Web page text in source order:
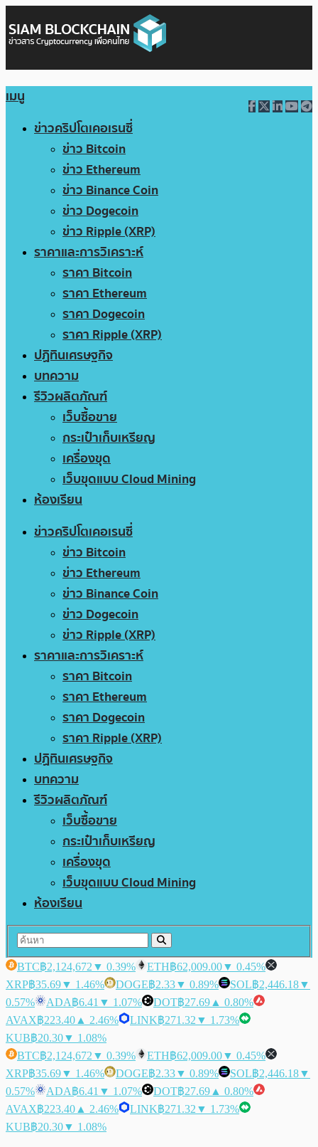
เมนู
ข่าวคริปโตเคอเรนซี่
ข่าว Bitcoin
ข่าว Ethereum
ข่าว Binance Coin
ข่าว Dogecoin
ข่าว Ripple (XRP)
ราคาและการวิเคราะห์
ราคา Bitcoin
ราคา Ethereum
ราคา Dogecoin
ราคา Ripple (XRP)
ปฏิทินเศรษฐกิจ
บทความ
รีวิวผลิตภัณฑ์
เว็บซื้อขาย
กระเป๋าเก็บเหรียญ
เครื่องขุด
เว็บขุดแบบ Cloud Mining
ห้องเรียน
ข่าวคริปโตเคอเรนซี่
ข่าว Bitcoin
ข่าว Ethereum
ข่าว Binance Coin
ข่าว Dogecoin
ข่าว Ripple (XRP)
ราคาและการวิเคราะห์
ราคา Bitcoin
ราคา Ethereum
ราคา Dogecoin
ราคา Ripple (XRP)
ปฏิทินเศรษฐกิจ
บทความ
รีวิวผลิตภัณฑ์
เว็บซื้อขาย
กระเป๋าเก็บเหรียญ
เครื่องขุด
เว็บขุดแบบ Cloud Mining
ห้องเรียน
BTC฿2,124,672 ▼ 0.39% ETH฿62,009.00▼ 0.45%
XRP฿35.69▼ 1.46% DOGE฿2.33▼ 0.89% SOL฿2,446.18▼
0.57%
ADA฿6.41 ▼ 1.07% DOT฿27.69 ▲ 0.80%
AVAX฿223.40 ▲ 2.46% LINK฿271.32 ▼ 1.73%
KUB฿20.30▼ 1.08%
BTC฿2,124,672 ▼ 0.39% ETH฿62,009.00▼ 0.45%
XRP฿35.69▼ 1.46% DOGE฿2.33▼ 0.89% SOL฿2,446.18▼
0.57%
ADA฿6.41 ▼ 1.07% DOT฿27.69 ▲ 0.80%
AVAX฿223.40 ▲ 2.46% LINK฿271.32 ▼ 1.73%
KUB฿20.30▼ 1.08%